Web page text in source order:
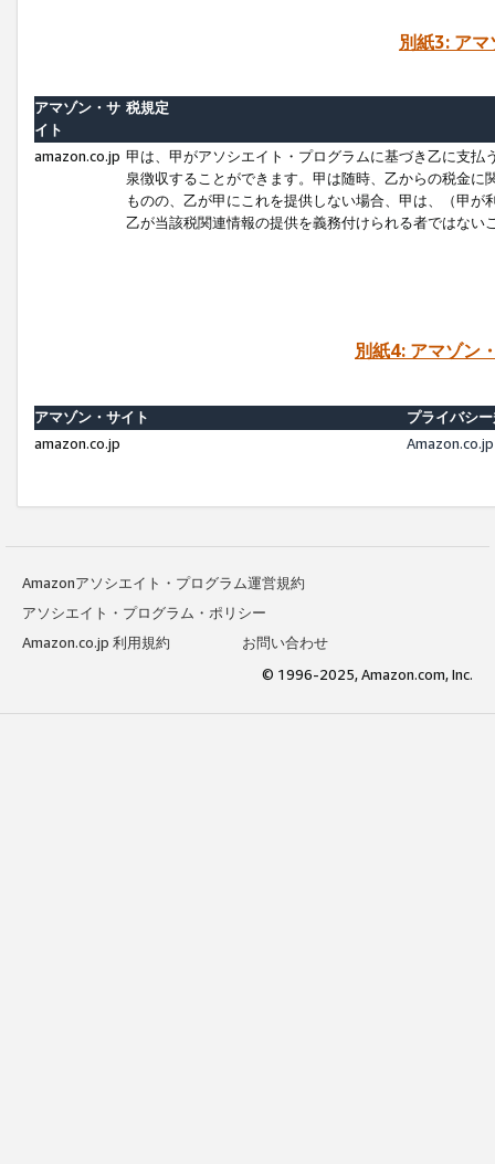
別紙3: ア
アマゾン・サ
イト
税規定
amazon.co.jp 甲は、甲がアソシエイト・プログラムに基づき乙に支
泉徴収することができます。甲は随時、乙からの税金
ものの、乙が甲にこれを提供しない場合、甲は、（甲
乙が当該税関連情報の提供を義務付けられる者ではな
別紙4: アマゾン
アマゾン・サイト
プライバシ
amazon.co.jp
Amazonアソシエイト・プログラム運営規約
アソシエイト・プログラム・ポリシー
Amazon.co.jp 利用規約
お問い合わせ
© 1996-2025, Amazon.com, Inc.